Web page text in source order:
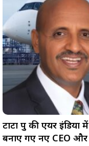
टाटा ग्रुप की एयर
बनाए गए नए CEO